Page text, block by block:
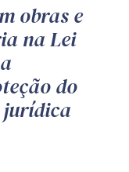
obras e
na Lei
do
jurídica